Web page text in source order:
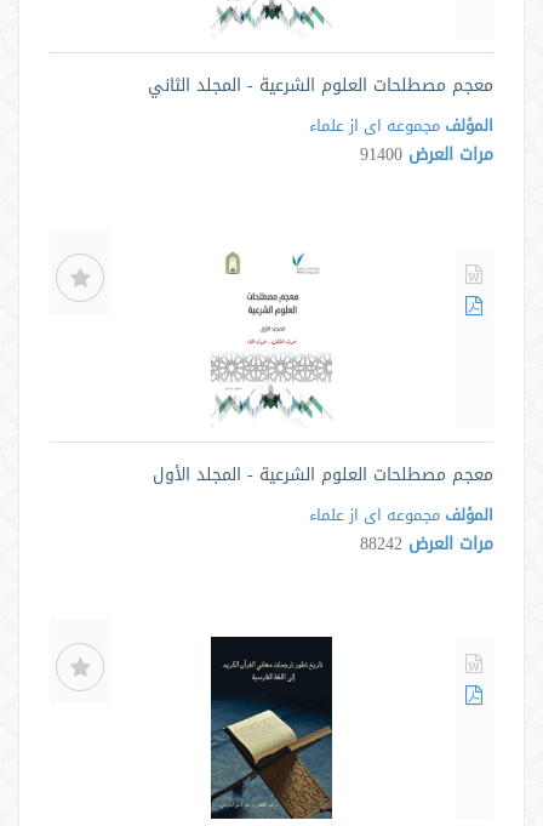
معجم مصطلحات العلوم الشرعية - المجلد الثاني
المؤلف مجموعه ای از علماء
مرات العرض 91400
معجم مصطلحات العلوم الشرعية - المجلد الأول
المؤلف مجموعه ای از علماء
مرات العرض 88242